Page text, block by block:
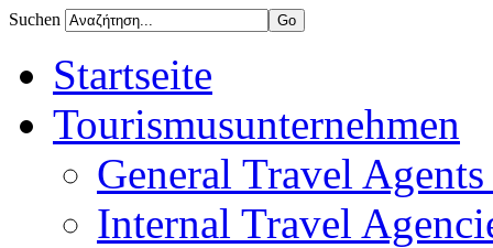
Suchen
Startseite
Tourismusunternehmen
General Travel
Internal Travel